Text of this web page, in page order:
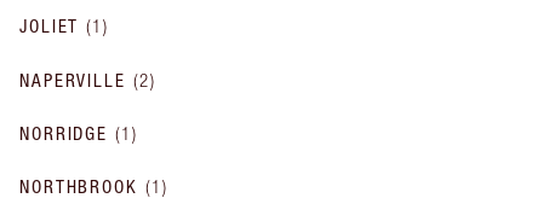
JOLIET (1)
NAPERVILLE (2)
NORRIDGE (1 )
NORTHBROOK (1 )